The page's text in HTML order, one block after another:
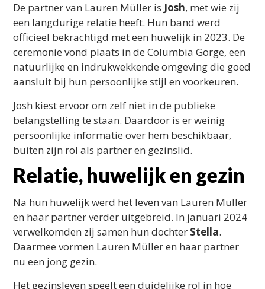
De partner van Lauren Müller is Josh, met wie zij
een langdurige relatie heeft. Hun band werd
officieel bekrachtigd met een huwelijk in 2023. De
ceremonie vond plaats in de Columbia Gorge, een
natuurlijke en indrukwekkende omgeving die goed
aansluit bij hun persoonlijke stijl en voorkeuren.
Josh kiest ervoor om zelf niet in de publieke
belangstelling te staan. Daardoor is er weinig
persoonlijke informatie over hem beschikbaar,
buiten zijn rol als partner en gezinslid.
Relatie, huwelijk en gezin
Na hun huwelijk werd het leven van Lauren Müller
en haar partner verder uitgebreid. In januari 2024
verwelkomden zij samen hun dochter Stella.
Daarmee vormen Lauren Müller en haar partner
nu een jong gezin.
Het gezinsleven speelt een duidelijke rol in hoe